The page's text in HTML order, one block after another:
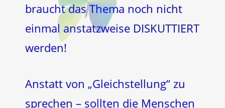
braucht das Thema noch nicht
einmal anstatzweise DISKUTTIERT
werden!
Anstatt von „Gleichstellung“ zu
sprechen – sollten die Menschen